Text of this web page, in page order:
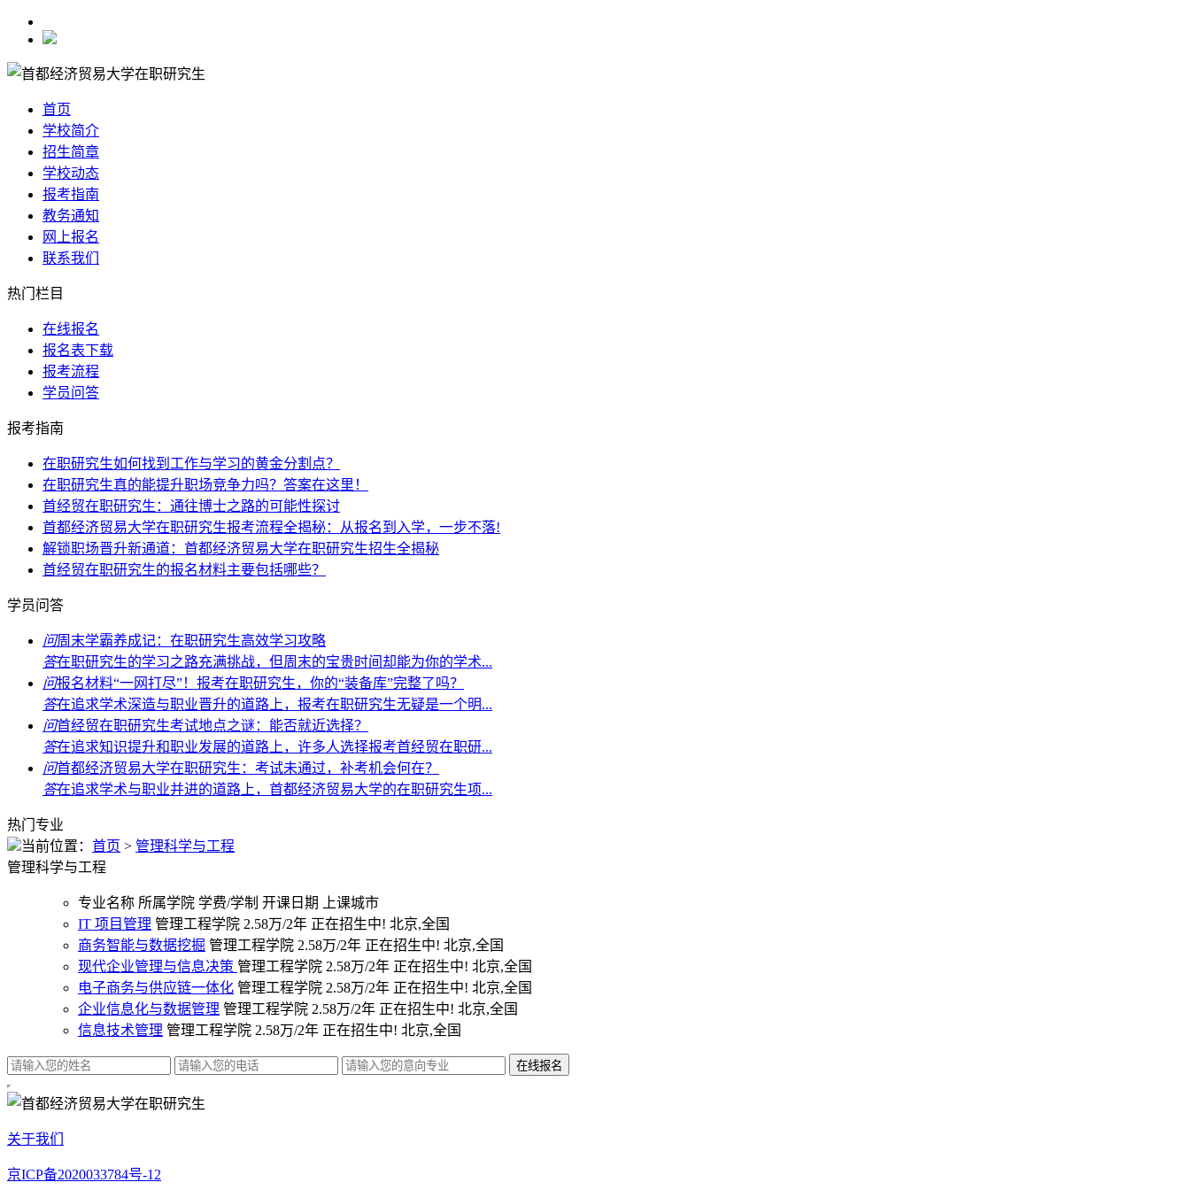
首页
学校简介
招生简章
学校动态
报考指南
教务通知
网上报名
联系我们
热门栏目
在线报名
报名表下载
报考流程
学员问答
报考指南
在职研究生如何找到工作与学习的黄金分割点？
在职研究生真的能提升职场竞争力吗？答案在这里！
首经贸在职研究生：通往博士之路的可能性探讨
首都经济贸易大学在职研究生报考流程全揭秘：从报名到入学，一步不落!
解锁职场晋升新通道：首都经济贸易大学在职研究生招生全揭秘
首经贸在职研究生的报名材料主要包括哪些？
学员问答
问周末学霸养成记：在职研究生高效学习攻略
答在职研究生的学习之路充满挑战，但周末的宝贵时间却能为你的学术...
问报名材料“一网打尽”！报考在职研究生，你的“装备库”完整了吗？
答在追求学术深造与职业晋升的道路上，报考在职研究生无疑是一个明...
问首经贸在职研究生考试地点之谜：能否就近选择？
答在追求知识提升和职业发展的道路上，许多人选择报考首经贸在职研...
问首都经济贸易大学在职研究生：考试未通过，补考机会何在？
答在追求学术与职业并进的道路上，首都经济贸易大学的在职研究生项...
热门专业
当前位置： 首页 > 管理科学与工程
管理科学与工程
专业名称 所属学院 学费/学制 开课日期
上课城市
IT 项目管理 管理工程学院 2.58万/2年 正在招生中! 北京,全国
商务智能与数据挖掘 管理工程学院 2.58万/2年 正在招生中! 北京,全国
现代企业管理与信息决策 管理工程学院 2.58万/2年 正在招生中! 北京,全国
电子商务与供应链一体化 管理工程学院 2.58万/2年 正在招生中! 北京,全国
企业信息化与数据管理 管理工程学院 2.58万/2年 正在招生中! 北京,全国
信息技术管理 管理工程学院 2.58万/2年 正在招生中! 北京,全国
关于我们
京ICP备2020033784号-12